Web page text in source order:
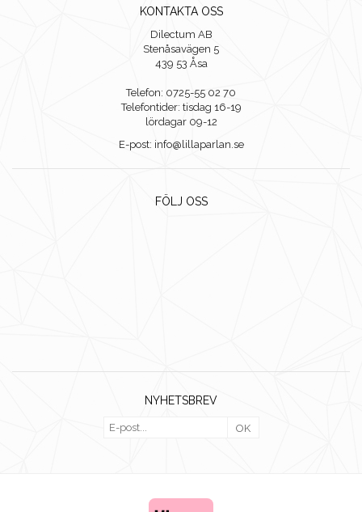
KONTAKTA OSS
Dilectum AB
Stenåsavägen 5
439 53 Åsa
Telefon: 0725-55 02 70
Telefontider: tisdag 16-19
lördagar 09-12
E-post: info@lillaparlan.se
FÖLJ OSS
NYHETSBREV
OK